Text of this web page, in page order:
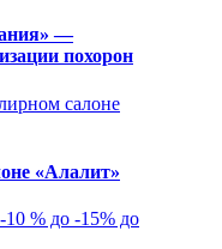
—
похорон
«Алалит»
10 % до -15% до